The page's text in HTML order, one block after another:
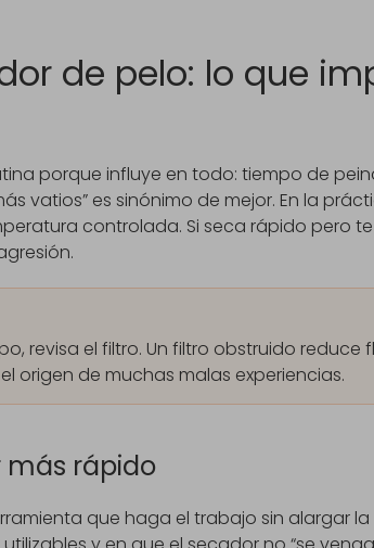
de pelo: lo que
porque influye en todo: tiempo de
vatios” es sinónimo de mejor. En la
controlada. Si seca rápido pero
revisa el filtro. Un filtro obstruido reduce
origen de muchas malas experiencias.
más rápido
que haga el trabajo sin alargar la